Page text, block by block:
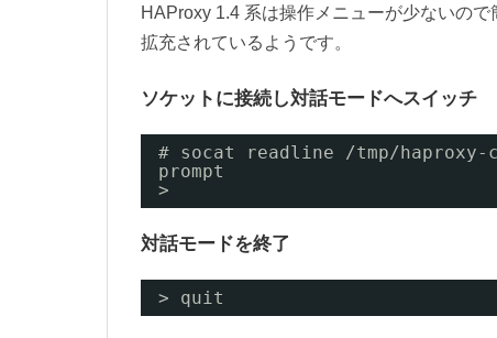
HAProxy 1.4 系は操作メニューが少ないの
拡充されているようです。
ソケットに接続し対話モードへスイッチ
# socat readline /tmp/
prompt
>
対話モードを終了
> quit